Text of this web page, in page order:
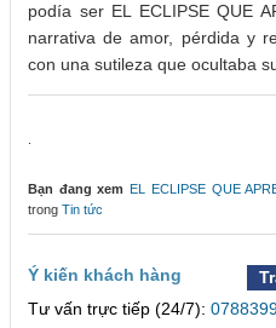
podía ser EL ECLIPSE QUE
narrativa de amor, pérdida y
con una sutileza que ocultaba
Bạn đang xem
EL ECLIPSE QUE
trong Tin tức
Ý kiến khách hàng
Tư vấn trực tiếp (24/7):